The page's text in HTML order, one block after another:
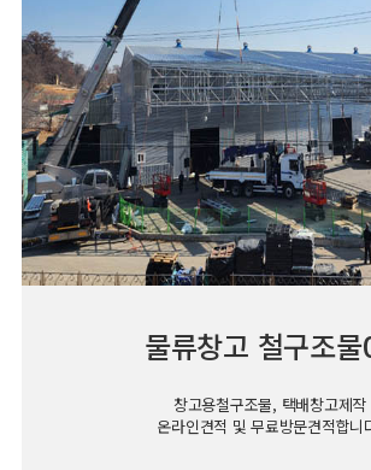
물류창고 철구조
창고용철구조물, 택배창고제작
온라인견적 및 무료방문견적합니